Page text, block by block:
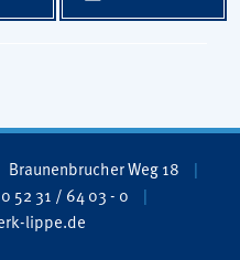
Braunenbrucher Weg 18
0 52 31 / 64 03 - 0
lippe.de